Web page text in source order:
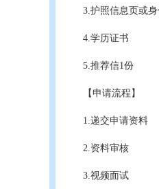
3.护照信息页或
4.学历证书
5.推荐信1份
【申请流程】
1.递交申请资料
2.资料审核
3.视频面试